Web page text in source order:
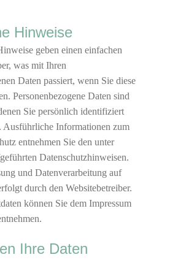
Hinweise
geben einen einfachen
was mit Ihren
Daten passiert, wenn Sie diese
Personenbezogene Daten sind
Sie persönlich identifiziert
Ausführliche Informationen zum
entnehmen Sie den unter
Datenschutzhinweisen.
und Datenverarbeitung auf
durch den Websitebetreiber.
können Sie dem Impressum
Ihre Daten